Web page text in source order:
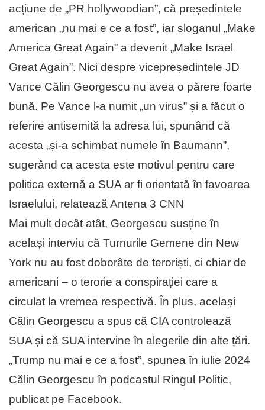
acțiune de „PR hollywoodian”, că președintele
american „nu mai e ce a fost”, iar sloganul „Make
America Great Again” a devenit „Make Israel
Great Again”. Nici despre vicepreședintele JD
Vance Călin Georgescu nu avea o părere foarte
bună. Pe Vance l-a numit „un virus” și a făcut o
referire antisemită la adresa lui, spunând că
acesta „și-a schimbat numele în Baumann”,
sugerând ca acesta este motivul pentru care
politica externă a SUA ar fi orientată în favoarea
Israelului, relatează Antena 3 CNN
Mai mult decât atât, Georgescu susține în
același interviu că Turnurile Gemene din New
York nu au fost doborâte de teroriști, ci chiar de
americani – o terorie a conspirației care a
circulat la vremea respectivă. În plus, același
Călin Georgescu a spus că CIA controlează
SUA și că SUA intervine în alegerile din alte țări.
„Trump nu mai e ce a fost”, spunea în iulie 2024
Călin Georgescu în podcastul Ringul Politic,
publicat pe Facebook.